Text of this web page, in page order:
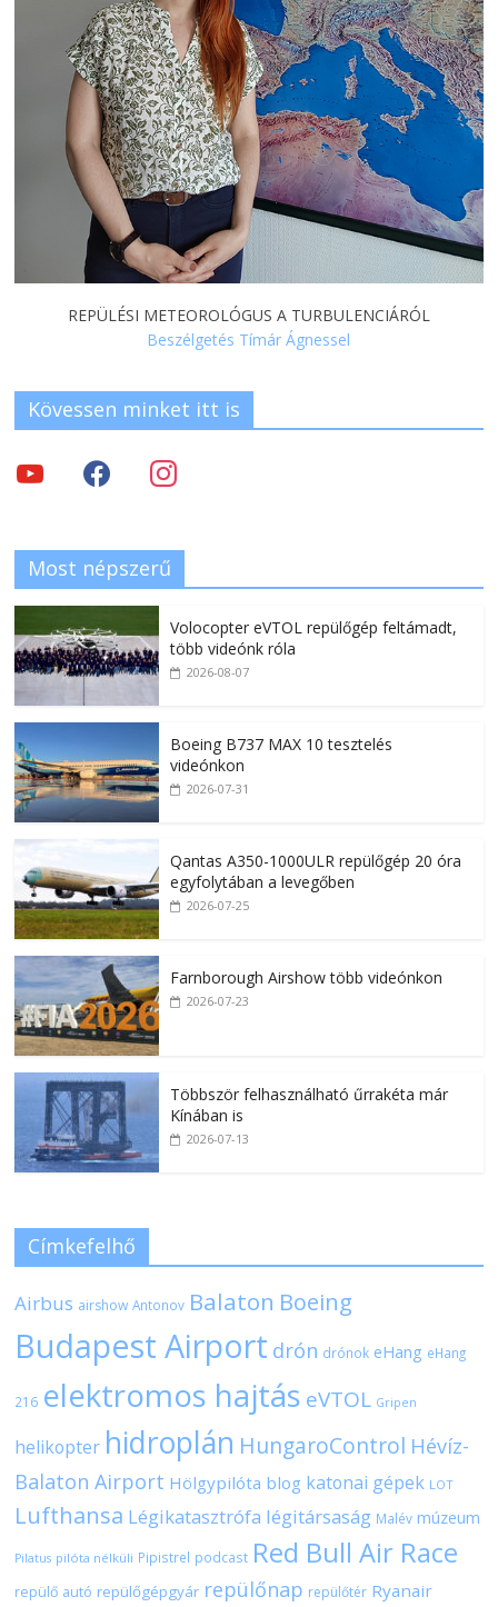
REPÜLÉSI METEOROLÓGUS A TURBULENCIÁRÓL
Beszélgetés Tímár Ágnessel
Kövessen minket itt is
Most népszerű
Volocopter eVTOL repülőgép feltámadt,
több videónk róla
2026-08-07
Boeing B737 MAX 10 tesztelés
videónkon
2026-07-31
Qantas A350-1000ULR repülőgép 20 óra
egyfolytában a levegőben
2026-07-25
Farnborough Airshow több videónkon
2026-07-23
Többször felhasználható űrrakéta már
Kínában is
2026-07-13
Címkefelhő
Airbus airshow Antonov Balaton Boeing
Budapest Airport drón drónok eHang eHang
216 elektromos hajtás eVTOL Gripen
helikopter hidroplán HungaroControl Hévíz-
Balaton Airport Hölgypilóta blog katonai gépek LOT
Lufthansa Légikatasztrófa légitársaság Malév múzeum
Pilatus pilóta nélküli Pipistrel podcast Red Bull Air Race
repülő autó repülőgépgyár repülőnap repülőtér Ryanair